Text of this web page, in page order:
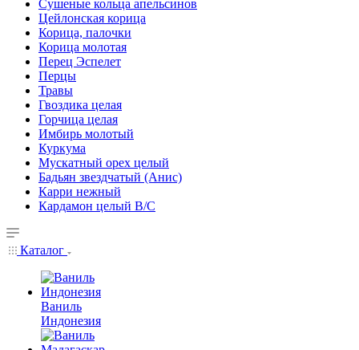
Сушеные кольца апельсинов
Цейлонская корица
Корица, палочки
Корица молотая
Перец Эспелет
Перцы
Травы
Гвоздика целая
Горчица целая
Имбирь молотый
Куркума
Мускатный орех целый
Бадьян звездчатый (Анис)
Карри нежный
Кардамон целый В/С
Каталог
Ваниль
Индонезия